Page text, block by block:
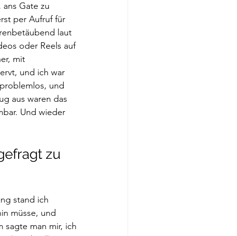
Gate zu
per Aufruf für
laut
oder Reels auf
mit
und ich war
und
aus waren das
Und wieder
zu
stand ich
müsse, und
sagte man mir, ich